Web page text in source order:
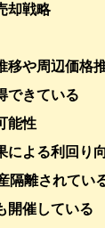
却戦略
移や周辺価格
できている
能性
による利回り
隔離されてい
開催している